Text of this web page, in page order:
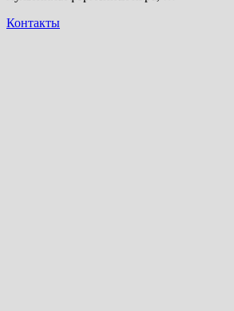
Контакты